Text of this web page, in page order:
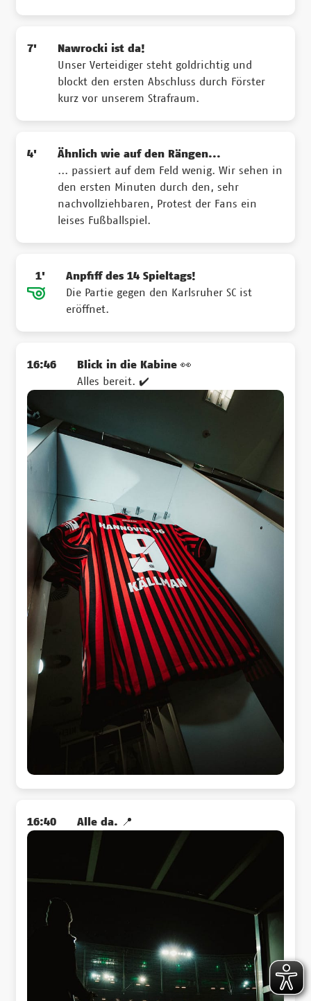
7'
Nawrocki ist da!
Unser Verteidiger steht goldrichtig und
blockt den ersten Abschluss durch Förster
kurz vor unserem Strafraum.
4'
Ähnlich wie auf den Rängen...
... passiert auf dem Feld wenig. Wir sehen in
den ersten Minuten durch den, sehr
nachvollziehbaren, Protest der Fans ein
leises Fußballspiel.
1'
Anpfiff des 14 Spieltags!
Die Partie gegen den Karlsruher SC ist
eröffnet.
16:46
Blick in die Kabine 👀
Alles bereit. ✔️
16:40 Alle da. 📍